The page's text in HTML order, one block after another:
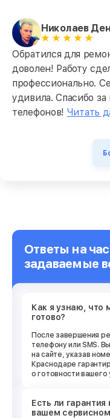
Николаев
Обратился для
доволен! Работу
профессионально.
удивила. Спасибо
телефонов! Читать
Ответы на
задаваемые
Как я узнаю, что
готово?
После завершения
телефону или SMS.
на сайте, указав
Краснодаре
о готовности вашего
Есть ли гарантия
вашем